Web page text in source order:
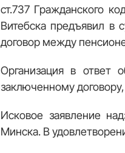
ст.737 Гражданского
Витебска предъявил в
договор между
Организация в
заключенному
Исковое заявление
Минска. В